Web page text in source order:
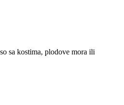
sa kostima, plodove mora ili